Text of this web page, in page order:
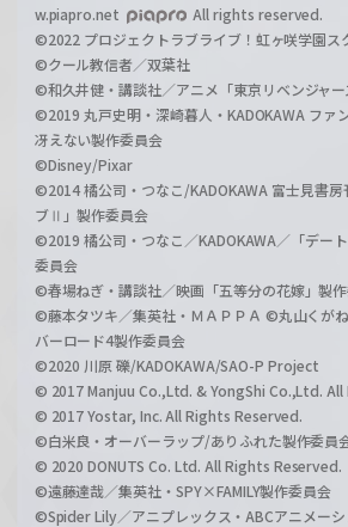
w.piapro.net
All rights reserved.
©2022 プロジェクトラブライブ！虹ヶ咲学園ス
©クール教信者／双葉社
©和久井健・講談社／アニメ「東京リベンジャ
©2019 丸戸史明・深崎暮人・KADOKAWA ファ
冴えない製作委員会
©Disney/Pixar
©2014 橘公司・つなこ/KADOKAWA 富士見書
ブⅡ」製作委員会
©2019 橘公司・つなこ／KADOKAWA／「デー
委員会
©春場ねぎ・講談社／映画「五等分の花嫁」製作
©藤本タツキ／集英社・ＭＡＰＰＡ ©丸山くが
バーロード4製作委員会
©2020 川原 礫/KADOKAWA/SAO-P Project
© 2017 Manjuu Co.,Ltd. & YongShi Co.,Ltd.
© 2017 Yostar, Inc. All Rights Reserved.
©白米良・オーバーラップ/ありふれた製作委員
© 2020 DONUTS Co. Ltd. All Rights Reserved.
©遠藤達哉／集英社・SPY×FAMILY製作委員会
©Spider Lily／アニプレックス・ABCアニメーシ